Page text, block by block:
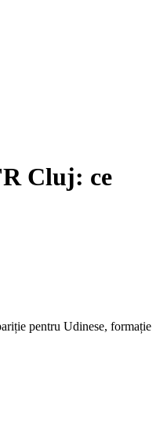
Cluj: ce
pentru Udinese, formație